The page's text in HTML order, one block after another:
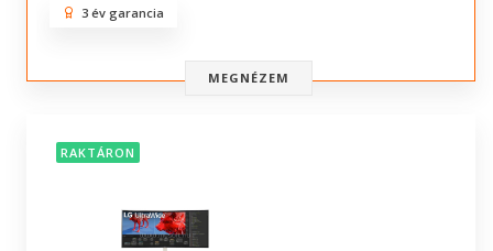
3 év garancia
MEGNÉZEM
RAKTÁRON